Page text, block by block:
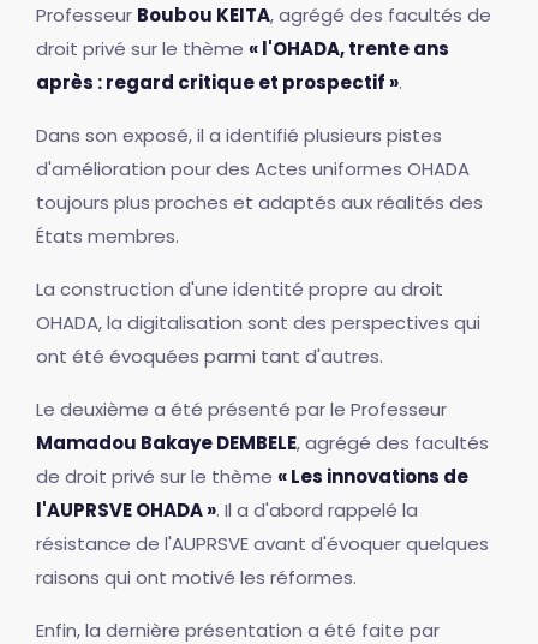
Professeur Boubou KEITA, agrégé des facultés de
droit privé sur le thème « l'OHADA, trente ans
après : regard critique et prospectif ».
Dans son exposé, il a identifié plusieurs pistes
d'amélioration pour des Actes uniformes OHADA
toujours plus proches et adaptés aux réalités des
États membres.
La construction d'une identité propre au droit
OHADA, la digitalisation sont des perspectives qui
ont été évoquées parmi tant d'autres.
Le deuxième a été présenté par le Professeur
Mamadou Bakaye DEMBELE, agrégé des facultés
de droit privé sur le thème « Les innovations de
l'AUPRSVE OHADA ». Il a d'abord rappelé la
résistance de l'AUPRSVE avant d'évoquer quelques
raisons qui ont motivé les réformes.
Enfin, la dernière présentation a été faite par